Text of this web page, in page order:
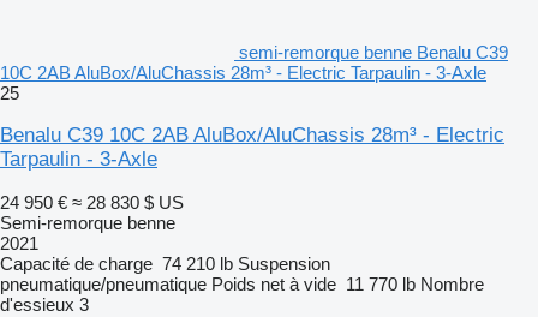
semi-remorque benne Benalu C39
10C 2AB AluBox/AluChassis 28m³ - Electric Tarpaulin - 3-Axle
25
Benalu C39 10C 2AB AluBox/AluChassis 28m³ - Electric
Tarpaulin - 3-Axle
24 950 € ≈ 28 830 $ US
Semi-remorque benne
2021
Capacité de charge 74 210 lb Suspension
pneumatique/pneumatique Poids net à vide 11 770 lb Nombre
d'essieux 3